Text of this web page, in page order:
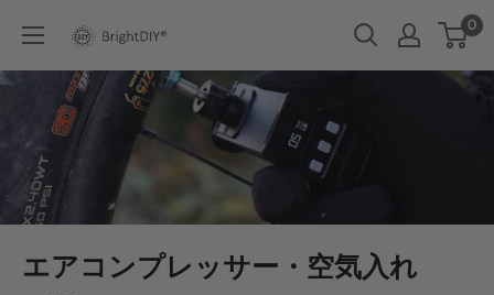
テ
ス
キ
BRIGHT
DIY
0
エアコンプレッサー・空気入れ